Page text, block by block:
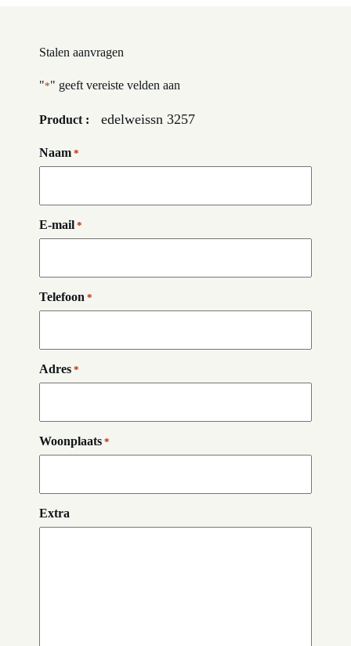
Stalen aanvragen
"*" geeft vereiste velden aan
Product : edelweissn 3257
Naam *
E-mail *
Telefoon *
Adres *
Woonplaats *
Extra